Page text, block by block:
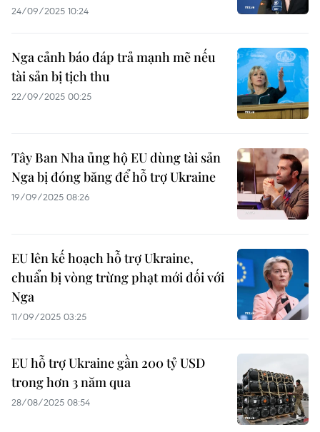
24/09/2025 10:24
Nga cảnh báo đáp trả mạnh mẽ nếu
tài sản bị tịch thu
22/09/2025 00:25
Tây Ban Nha ủng hộ EU dùng tài sản
Nga bị đóng băng để hỗ trợ Ukraine
19/09/2025 08:26
EU lên kế hoạch hỗ trợ Ukraine,
chuẩn bị vòng trừng phạt mới đối với
Nga
11/09/2025 03:25
EU hỗ trợ Ukraine gần 200 tỷ USD
trong hơn 3 năm qua
28/08/2025 08:54